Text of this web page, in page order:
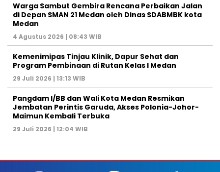
Warga Sambut Gembira Rencana Perbaikan Jalan
di Depan SMAN 21 Medan oleh Dinas SDABMBK kota
Medan
4 Agustus 2026 | 08:43 WIB
Kemenimipas Tinjau Klinik, Dapur Sehat dan
Program Pembinaan di Rutan Kelas I Medan
29 Juli 2026 | 13:13 WIB
Pangdam I/BB dan Wali Kota Medan Resmikan
Jembatan Perintis Garuda, Akses Polonia-Johor-
Maimun Kembali Terbuka
29 Juli 2026 | 12:04 WIB